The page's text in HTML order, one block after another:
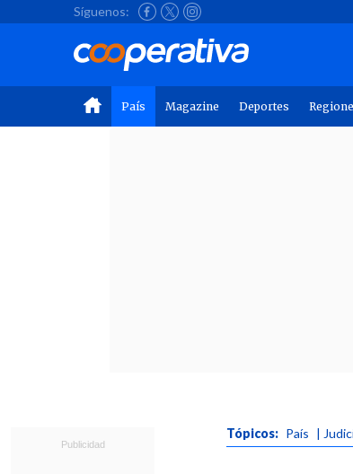
Síguenos:
País Magazine Deportes
Tópicos: País |